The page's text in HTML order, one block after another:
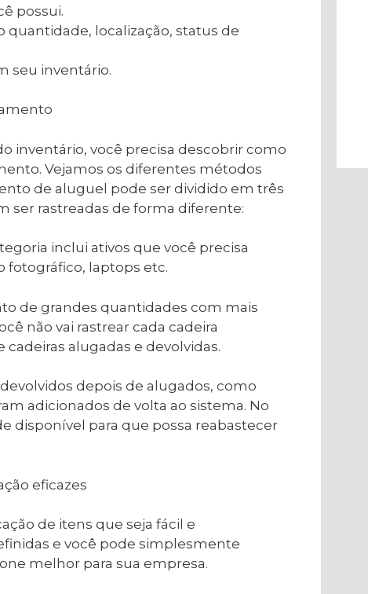
possui.
localização, status de
seu inventário.
inventário, você precisa descobrir como
Vejamos os diferentes métodos
de aluguel pode ser dividido em três
ser rastreadas de forma diferente:
inclui ativos que você precisa
laptops etc.
de grandes quantidades com mais
não vai rastrear cada cadeira
alugadas e devolvidas.
depois de alugados, como
adicionados de volta ao sistema. No
disponível para que possa reabastecer
eficazes
de itens que seja fácil e
e você pode simplesmente
melhor para sua empresa.